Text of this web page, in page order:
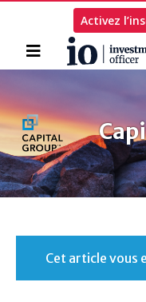
Accueil
Activez
Rechercher
Cet article vous